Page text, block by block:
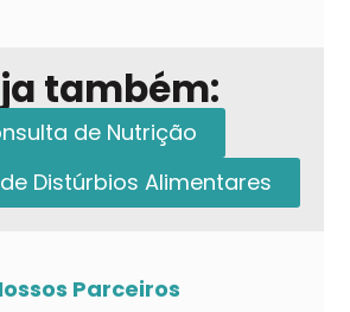
também:
de Nutrição
Distúrbios Alimentares
Parceiros